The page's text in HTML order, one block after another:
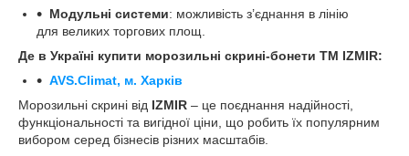
Модульні системи: можливість з’єднання в лінію
для великих торгових площ.
Де в Україні купити морозильні скрині-бонети ТМ IZMIR:
AVS.Climat, м. Харків
Морозильні скрині від IZMIR – це поєднання надійності,
функціональності та вигідної ціни, що робить їх популярним
вибором серед бізнесів різних масштабів.